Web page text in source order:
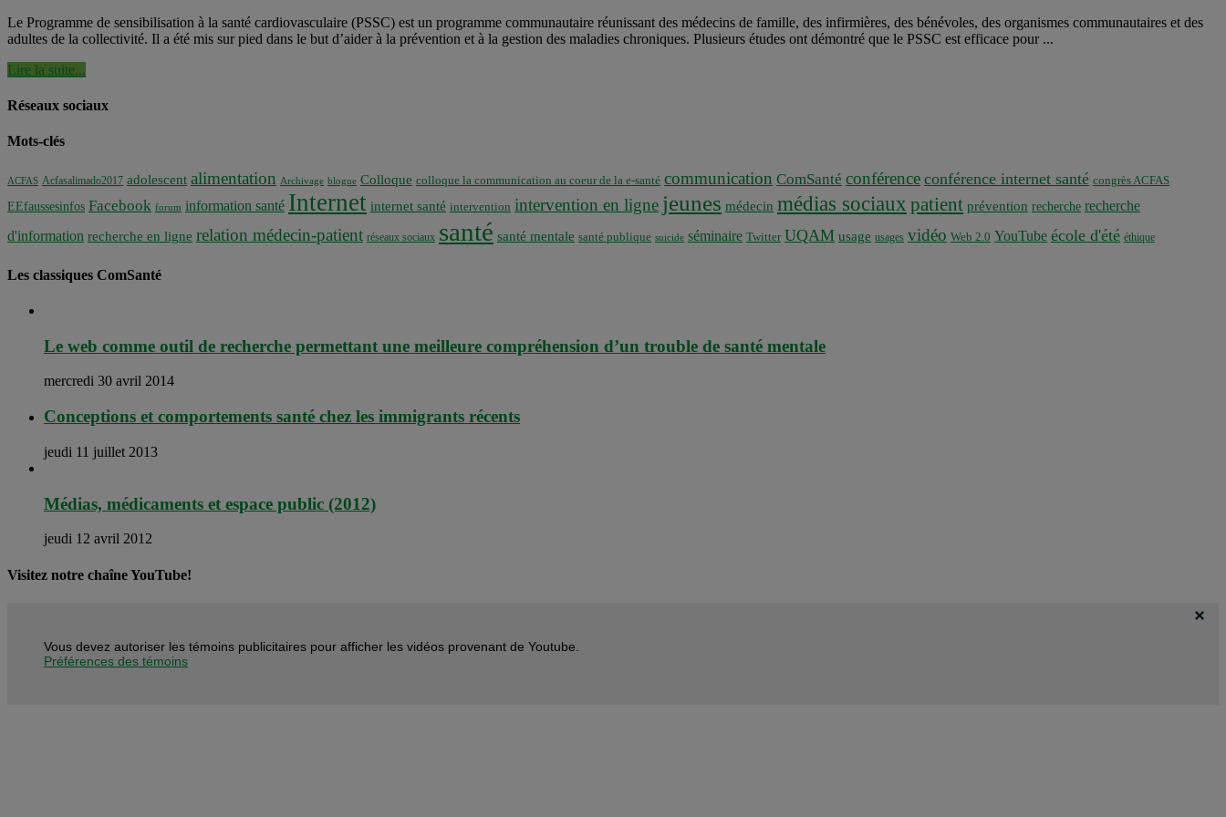
Le Programme de sensibilisation à la santé cardiovasculaire (PSSC) est un programme communautaire réunissant des médecins de famille, des infirmières, des bénévoles, des organismes communautaires et des
adultes de la collectivité. Il a été mis sur pied dans le but d’aider à la prévention et à la gestion des maladies chroniques. Plusieurs études ont démontré que le PSSC est efficace pour ...
Lire la suite...
Réseaux sociaux
Mots-clés
ACFAS Acfasalimado2017 adolescent alimentation Archivage blogue Colloque colloque la communication au coeur de la e-santé communication ComSanté conférence conférence internet santé congrès ACFAS
EEfaussesinfos Facebook forum information santé Internet internet santé intervention intervention en ligne jeunes médecin médias sociaux patient prévention recherche recherche
d'information recherche en ligne relation médecin-patient réseaux sociaux santé santé mentale santé publique suicide séminaire Twitter UQAM usage usages vidéo Web 2.0 YouTube école d'été éthique
Les classiques ComSanté
Le web comme outil de recherche permettant une meilleure compréhension d’un trouble de santé mentale
mercredi 30 avril 2014
Conceptions et comportements santé chez les immigrants récents
jeudi 11 juillet 2013
Médias, médicaments et espace public (2012)
jeudi 12 avril 2012
Visitez notre chaîne YouTube!
Vous devez autoriser les témoins publicitaires pour afficher les vidéos provenant de Youtube.
Préférences des témoins